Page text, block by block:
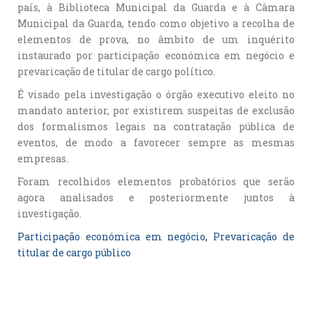
país, à Biblioteca Municipal da Guarda e à Câmara
Municipal da Guarda, tendo como objetivo a recolha de
elementos de prova, no âmbito de um inquérito
instaurado por participação económica em negócio e
prevaricação de titular de cargo político.
É visado pela investigação o órgão executivo eleito no
mandato anterior, por existirem suspeitas de exclusão
dos formalismos legais na contratação pública de
eventos, de modo a favorecer sempre as mesmas
empresas.
Foram recolhidos elementos probatórios que serão
agora analisados e posteriormente juntos à
investigação.
Participação económica em negócio, Prevaricação de
titular de cargo público